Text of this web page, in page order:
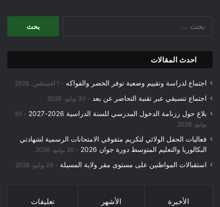
احدث المقالات
اجتماع لدراسة وتقييم وضعية توفر الخضر والفواكه 1 أغسطس، 2026
اجتماع تنسيقي عبر تقنية التحاضر عن بعد 30 يوليو، 2026
بلاغ حول رزنامة الدخول المدرسي للسنة الدراسية 2026-2027
30
يوليو، 2026
فعاليات الحفل الولائي لتكريم متفوقي الامتحانات الرسمية لشهادتي
البكالوريا والتعليم المتوسط دورة جوان 2026
30 يوليو، 2026
استقبالات المواطنين على مستوى مقر ولاية المسيلة 29 يوليو، 2026
الأخيرة الأشهر تعليقات